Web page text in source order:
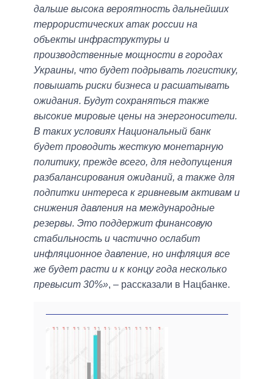
дальше высока вероятность дальнейших
террористических атак россии на
объекты инфраструктуры и
производственные мощности в городах
Украины, что будет подрывать логистику,
повышать риски бизнеса и расшатывать
ожидания. Будут сохраняться также
высокие мировые цены на энергоносители.
В таких условиях Национальный банк
будет проводить жесткую монетарную
политику, прежде всего, для недопущения
разбалансирования ожиданий, а также для
подпитки интереса к гривневым активам и
снижения давления на международные
резервы. Это поддержит финансовую
стабильность и частично ослабит
инфляционное давление, но инфляция все
же будет расти и к концу года несколько
превысит 30%», – рассказали в Нацбанке.